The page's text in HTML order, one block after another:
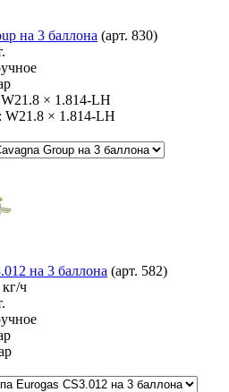
на 3 баллона (арт. 830)
W21.8 × 1.814-LH
W21.8 × 1.814-LH
на 3 баллона (арт. 582)
кг/ч